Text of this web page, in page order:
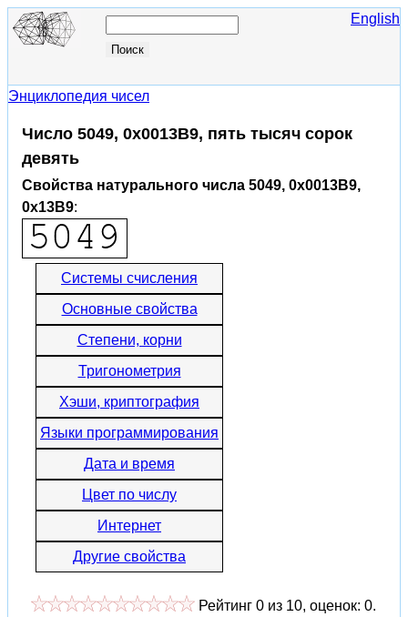
English
Энциклопедия чисел
Число 5049, 0x0013B9, пять тысяч сорок
девять
Свойства натурального числа 5049, 0x0013B9,
0x13B9:
Системы счисления
Основные свойства
Степени, корни
Тригонометрия
Хэши, криптография
Языки программирования
Дата и время
Цвет по числу
Интернет
Другие свойства
Рейтинг 0 из 10, оценок: 0.